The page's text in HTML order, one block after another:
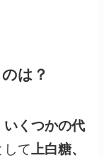
は？
いくつかの代
して上白糖、